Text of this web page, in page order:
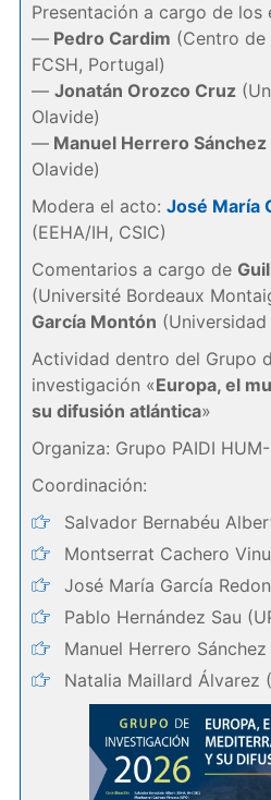
Presentación a cargo de los
—Pedro Cardim (Centro de
FCSH, Portugal)
— Jonatán Orozco Cruz
Olavide)
—Manuel Herrero Sánchez
Olavide)
Modera el acto: José María
(EEHA/IH, CSIC)
Comentarios a cargo de
(Université Bordeaux
García Montón
Actividad dentro del Grupo
investigación «Europa, el
su difusión atlántica»
Organiza: Grupo PAIDI
Coordinación:
Salvador Bernabéu
Montserrat Cachero
José María García
Pablo Hernández Sau
Manuel Herrero Sánchez
Natalia Maillard Álvarez